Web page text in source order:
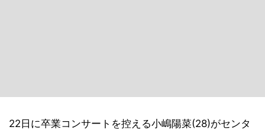
22日に卒業コンサートを控える小嶋陽菜(28)がセンタ